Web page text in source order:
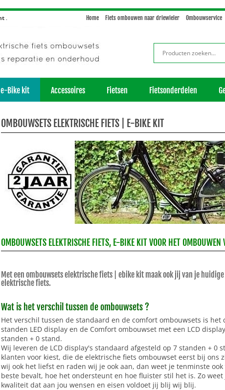
. Home Fiets ombouwen naar driewieler Ombouwservice
Bike kit Accessoires Fietsen Fietsonderdelen
OMBOUWSETS ELEKTRISCHE FIETS | E-BIKE KIT
OMBOUWSETS ELEKTRISCHE FIETS, E-BIKE KIT VOOR HET
Met een ombouwsets elektrische fiets | ebike kit maak ook jij van je
elektrische fiets.
Wat is het verschil tussen de ombouwsets ?
Het verschil tussen de standaard en de comfort ombouwsets is
standen LED display en de Comfort ombouwset met een LCD
standen + 0 stand.
Wij leveren de LCD display's standaard afgesteld op 7 standen + 0
klanten voor kiest, die de elektrische fiets ombouwset eerst bij
wij ook het liefst en raden wij je ook aan, dan weet je tenminste
beste bevalt, hoe het ondersteunt en hoe fluister stil het is. Zo
kwaliteit dat aan jou wensen en eisen voldoet jij blij wij blij.